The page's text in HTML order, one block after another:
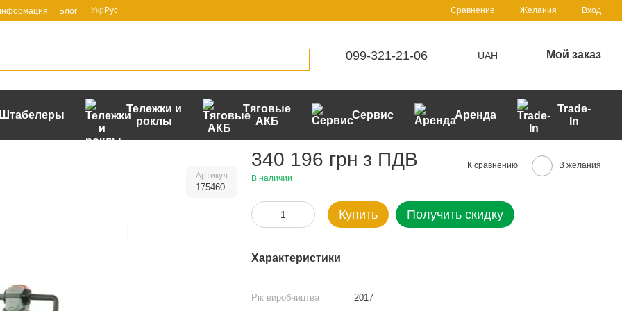
Блог Укр Рус Сравнение Желания Вход
099-321-21-06 UAH Мой заказ
Штабелеры
Тележки и
роклы
Тяговые
АКБ
Сервис Аренда
Trade-
In
Артикул
175460
340 196 грн з ПДВ
В наличии
К сравнению В желания
Купить Получить скидку
Характеристики
Рік виробництва
2017